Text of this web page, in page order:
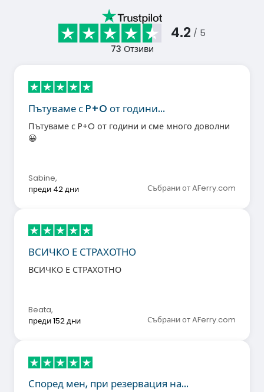
4.2 / 5
73 Отзиви
Пътуваме с P+O от години…
Пътуваме с P+O от години и сме много доволни
😀
Sabine,
преди 42 дни
Събрани от AFerry.com
ВСИЧКО Е СТРАХОТНО
ВСИЧКО Е СТРАХОТНО
Beata,
преди 152 дни
Събрани от AFerry.com
Според мен, при резервация на…